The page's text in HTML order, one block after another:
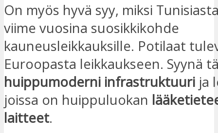
On myös hyvä syy, miksi
viime vuosina suosikkikohde
kauneusleikkauksille. Potilaat
Euroopasta leikkaukseen. Syynä
huippumoderni infrastruktuuri ja
joissa on huippuluokan
laitteet.